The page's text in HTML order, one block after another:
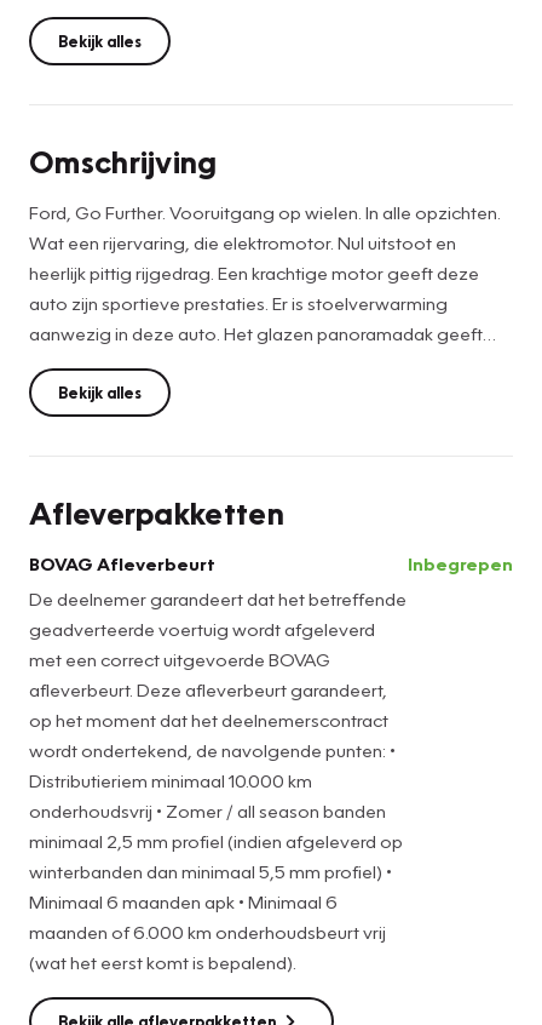
Bekijk alles
Omschrijving
Ford, Go Further. Vooruitgang op wielen. In alle opzichten.
Wat een rijervaring, die elektromotor. Nul uitstoot en
heerlijk pittig rijgedrag. Een krachtige motor geeft deze
auto zijn sportieve prestaties. Er is stoelverwarming
aanwezig in deze auto. Het glazen panoramadak geeft
ook doordeweeks een vakantiegevoel. Wat een licht en
zicht! Stramme vingers krijgen ′s winters een VIP-
behandeling van het verwarmd stuurwiel. In deze Ford
verstelbare lendensteunen, snelheidsbegrenzer, metallic
inklapbare buitenspiegels, LED-dagrijverlichting en in delen
neerklapbare achterbank. Het audio-installatiesysteem is
gecombineerd met het full map navigatiesysteem en geeft
u de keus om onderweg te luisteren wat u wilt. Route- en
verkeersinfo, uw favoriete albums en radioprogramma′s,
podcasts, luisterboeken… zeg het maar. Deze auto heeft
ook bluetooth aan boord. Zoals van een eigentijdse auto
verwacht mag worden, is deze Ford Mustang Mach-E
voorzien van een draadloze oplaadmogelijkheid voor
telefoons. Bij de luxe van deze auto hoort ook
automatische airconditioning. Richt al uw concentratie
maar op de weg, want de rest wordt automatisch geregeld
door de automatisch inschakelbare verlichting,
regensensor, adaptive cruise control en parkeersensoren
achter. Met de keyless start hoeft u alleen de elektronische
Bekijk alles
Afleverpakketten
BOVAG Afleverbeurt
De deelnemer garandeert dat het betreffende
geadverteerde voertuig wordt afgeleverd
met een correct uitgevoerde BOVAG
afleverbeurt. Deze afleverbeurt garandeert,
op het moment dat het deelnemerscontract
wordt ondertekend, de navolgende punten: •
Distributieriem minimaal 10.000 km
onderhoudsvrij • Zomer / all season banden
minimaal 2,5 mm profiel (indien afgeleverd op
winterbanden dan minimaal 5,5 mm profiel) •
Minimaal 6 maanden apk • Minimaal 6
maanden of 6.000 km onderhoudsbeurt vrij
(wat het eerst komt is bepalend).
Inbegrepen